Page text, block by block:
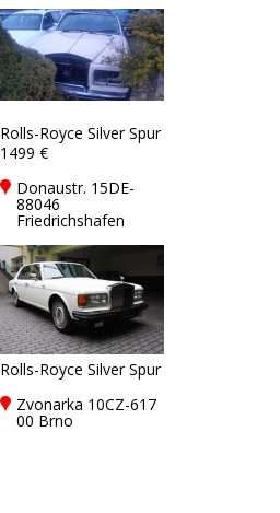
Rolls-Royce Silver Spur
1499 €
Donaustr. 15DE-
88046
Friedrichshafen
Rolls-Royce Silver Spur
Zvonarka 10CZ-617
00 Brno